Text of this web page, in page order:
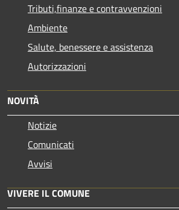
Tributi,finanze e contravvenzioni
Ambiente
Salute, benessere e assistenza
Autorizzazioni
NOVITÀ
Notizie
Comunicati
Avvisi
VIVERE IL COMUNE